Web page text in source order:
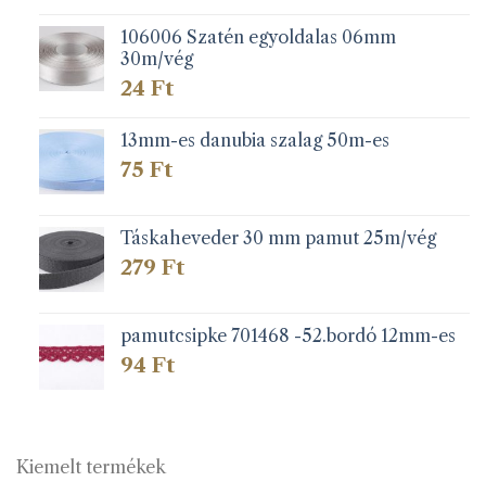
106006 Szatén egyoldalas 06mm
30m/vég
24 Ft
13mm-es danubia szalag 50m-es
75 Ft
Táskaheveder 30 mm pamut 25m/vég
279 Ft
pamutcsipke 701468 -52.bordó 12mm-es
94 Ft
Kiemelt termékek